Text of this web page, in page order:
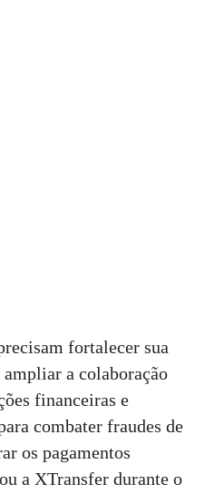
fortalecer sua
a colaboração
financeiras e
combater fraudes de
os pagamentos
a XTransfer durante o